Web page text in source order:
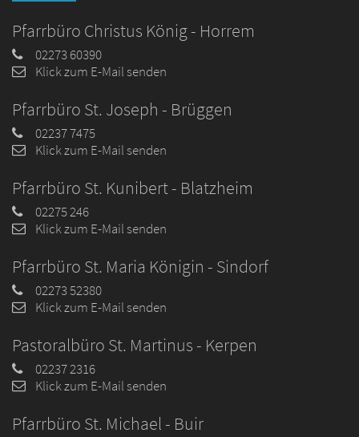
Pfarrbüro Christus König - Horrem
02273 60390
Klick zum E-Mail senden
Pfarrbüro St. Joseph - Brüggen
02237 7475
Klick zum E-Mail senden
Pfarrbüro St. Kunibert - Blatzheim
02275 246
Klick zum E-Mail senden
Pfarrbüro St. Maria Königin - Sindorf
02273 52380
Klick zum E-Mail senden
Pastoralbüro St. Martinus - Kerpen
02237 2316
Klick zum E-Mail senden
Pfarrbüro St. Michael - Buir